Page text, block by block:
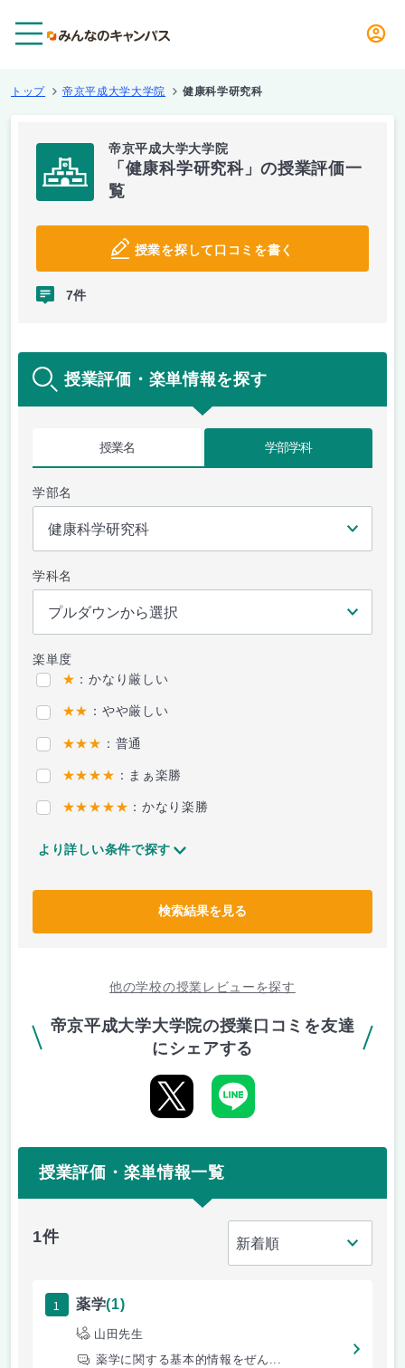
トップ 帝京平成大学大学院 健康科学研究科
帝京平成大学大学院
「健康科学研究科」の授業評価一
覧
授業を探して口コミを書く
7件
授業評価・楽単情報を探す
授業名 学部学科
学部名
学科名
楽単度
★ ：かなり厳しい
★★ ：やや厳しい
★★★ ：普通
★★★★ ：まぁ楽勝
★★★★★ ：かなり楽勝
より詳しい条件で探す
検索結果を見る
他の学校の授業レビューを探す
帝京平成大学大学院の授業口コミを友達
にシェアする
授業評価・楽単情報一覧
1件
1 薬学(1)
山田先生
薬学に関する基本的情報をぜん...